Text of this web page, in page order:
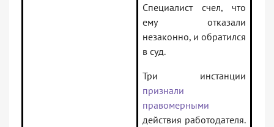
Специалист счел, что
ему отказали
незаконно, и обратился
в суд.
Три инстанции
признали
правомерными
действия работодателя.